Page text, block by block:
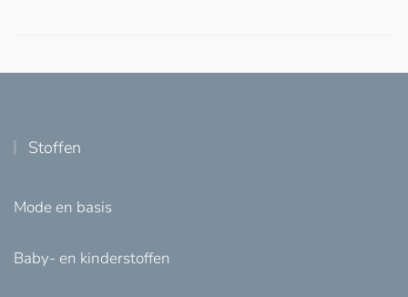
Stoffen
Mode en basis
Baby- en kinderstoffen